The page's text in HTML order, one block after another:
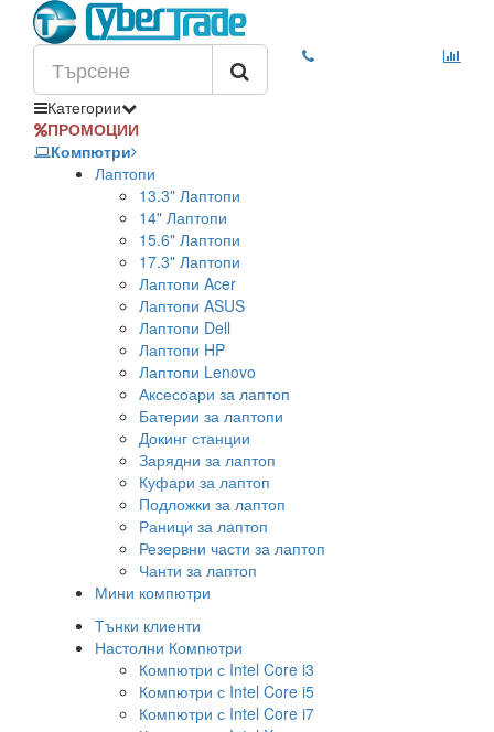
Категории
ПРОМОЦИИ
Компютри
Лаптопи
13.3" Лаптопи
14" Лаптопи
15.6" Лаптопи
17.3" Лаптопи
Лаптопи Acer
Лаптопи ASUS
Лаптопи Dell
Лаптопи HP
Лаптопи Lenovo
Аксесоари за лаптоп
Батерии за лаптопи
Докинг станции
Зарядни за лаптоп
Куфари за лаптоп
Подложки за лаптоп
Раници за лаптоп
Резервни части за лаптоп
Чанти за лаптоп
Мини компютри
Тънки клиенти
Настолни Компютри
Компютри с Intel Core i3
Компютри с Intel Core i5
Компютри с Intel Core i7